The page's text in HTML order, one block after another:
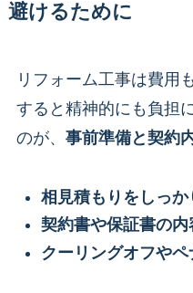
避けるために
リフォーム工事は費用
すると精神的にも負担
のが、 事前準備と契約
相見積もりをしっか
契約書や保証書の内
クーリングオフや